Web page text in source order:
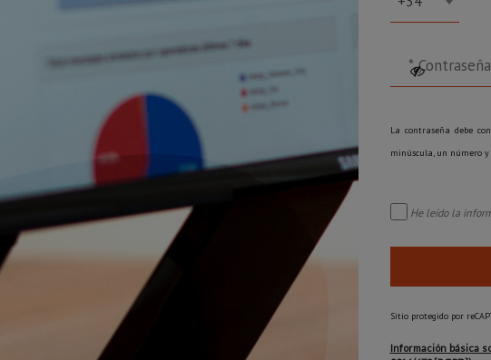
La contraseña debe
minúscula, un número y
He leído la
Sitio protegido por
Información básica